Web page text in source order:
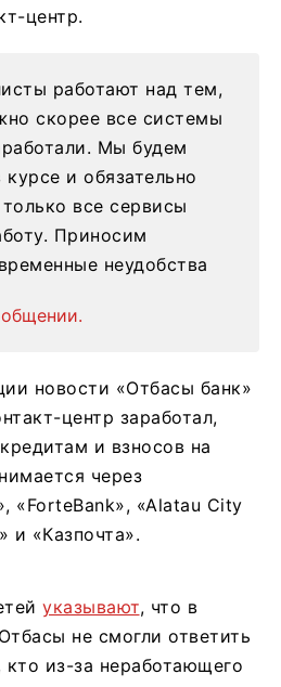
центр.
работают над тем,
скорее все системы
Мы будем
и обязательно
все сервисы
Приносим
неудобства
новости «Отбасы банк»
центр заработал,
и взносов на
через
«ForteBank», «Alatau City
и «Казпочта».
указывают, что в
не смогли ответить
кто из-за неработающего